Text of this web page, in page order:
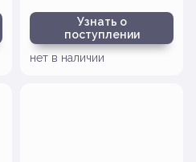
Узнать о
поступлении
нет в наличии